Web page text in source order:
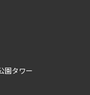
園タワー